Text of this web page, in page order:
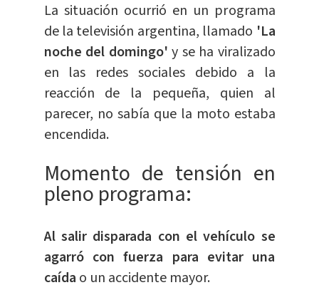
La situación ocurrió en un programa
de la televisión argentina, llamado 'La
noche del domingo' y se ha viralizado
en las redes sociales debido a la
reacción de la pequeña, quien al
parecer, no sabía que la moto estaba
encendida.
Momento de tensión en
pleno programa:
Al salir disparada con el vehículo se
agarró con fuerza para evitar una
caída o un accidente mayor.